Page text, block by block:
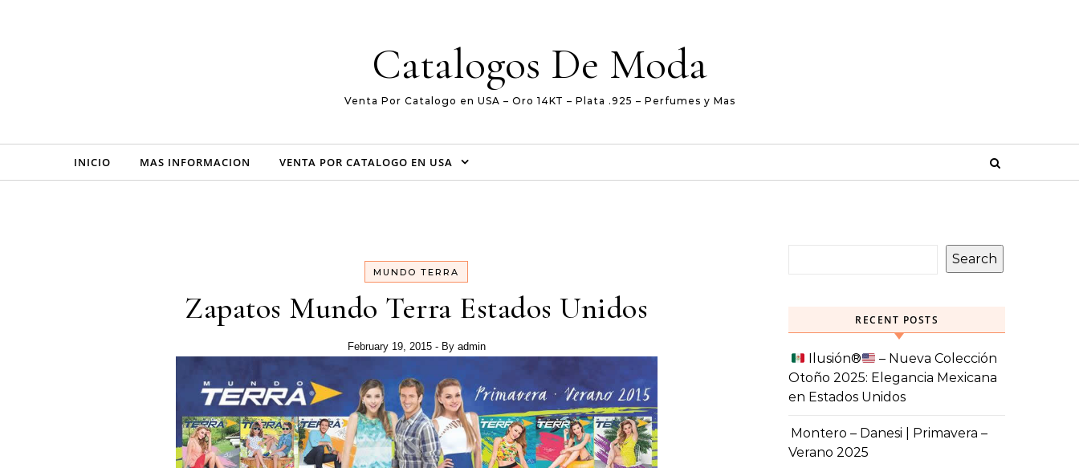
Catalogos De Moda
Venta Por Catalogo en USA – Oro 14KT – Plata .925 – Perfumes y Mas
INICIO MAS INFORMACION VENTA POR CATALOGO EN USA
MUNDO TERRA
Zapatos Mundo Terra Estados Unidos
February 19, 2015 - By admin
Search
RECENT POSTS
Ilusión®️
– Nueva Colección
Otoño 2025: Elegancia Mexicana
en Estados Unidos
Montero – Danesi | Primavera –
Verano 2025